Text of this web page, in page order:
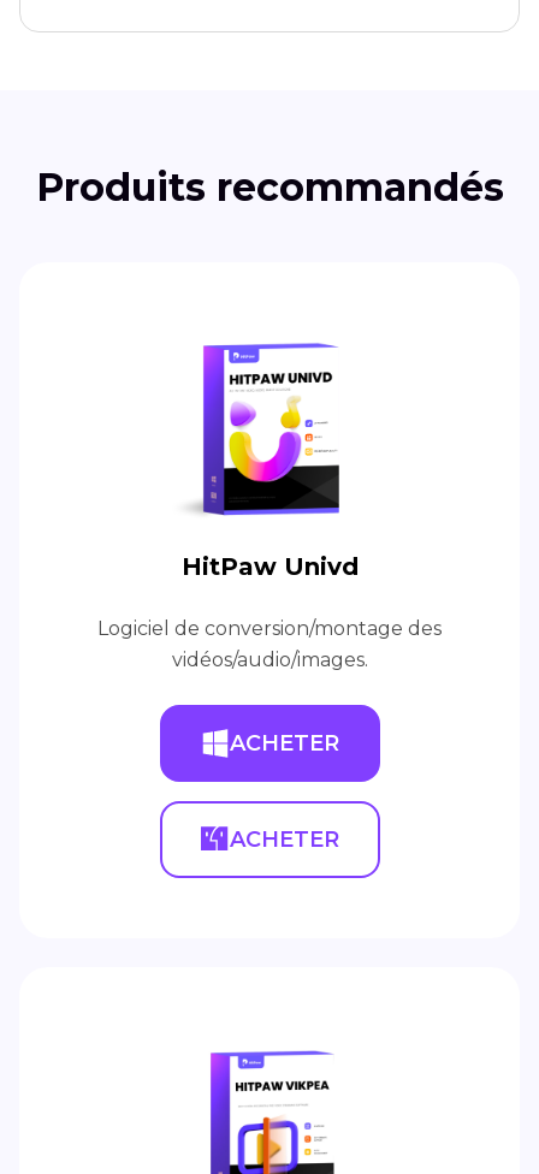
Produits recommandés
HitPaw Univd
Logiciel de conversion/montage des
vidéos/audio/images.
ACHETER
ACHETER